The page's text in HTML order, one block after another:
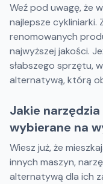
Weź pod uwagę, że
najlepsze
renomowanych
najwyższej jakości.
słabszego sprzętu,
alternatywą, którą
Jakie
wybierane na
Wiesz już, że
innych maszyn,
alternatywą dla ich